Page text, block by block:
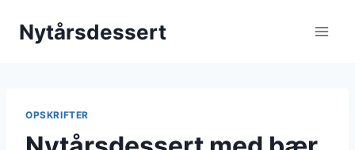
Nytårsdessert
OPSKRIFTER